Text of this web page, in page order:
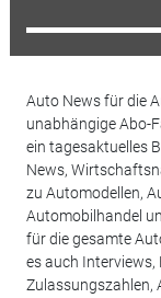
Auto News für die
unabhängige Abo-
ein tagesaktuelles
News,
zu Automodellen,
Automobilhandel
für die gesamte
es auch
Zulassungszahlen,